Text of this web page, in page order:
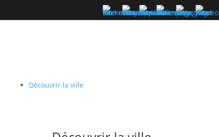
Découvrir la ville